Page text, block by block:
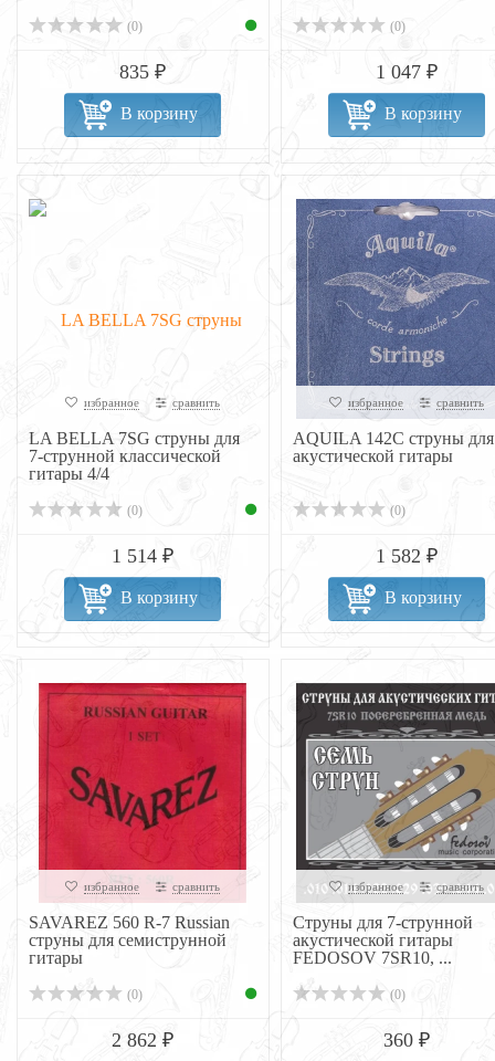
(0)
835 ₽
В корзину
(0)
1 047 ₽
В корзину
избранное сравнить
LA BELLA 7SG струны для
7-струнной классической
гитары 4/4
(0)
1 514 ₽
В корзину
избранное сравнить
AQUILA 142C струны для
акустической гитары
(0)
1 582 ₽
В корзину
избранное сравнить
SAVAREZ 560 R-7 Russian
струны для семиструнной
гитары
(0)
2 862 ₽
избранное сравнить
Струны для 7-струнной
акустической гитары
FEDOSOV 7SR10, ...
(0)
360 ₽